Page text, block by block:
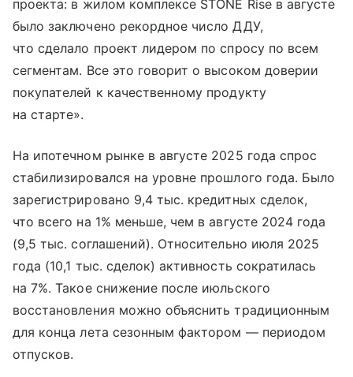
проекта: в жилом комплексе STONE Rise в августе
было заключено рекордное число ДДУ,
что сделало проект лидером по спросу по всем
сегментам. Все это говорит о высоком доверии
покупателей к качественному продукту
на старте».
На ипотечном рынке в августе 2025 года спрос
стабилизировался на уровне прошлого года. Было
зарегистрировано 9,4 тыс. кредитных сделок,
что всего на 1% меньше, чем в августе 2024 года
(9,5 тыс. соглашений). Относительно июля 2025
года (10,1 тыс. сделок) активность сократилась
на 7%. Такое снижение после июльского
восстановления можно объяснить традиционным
для конца лета сезонным фактором — периодом
отпусков.